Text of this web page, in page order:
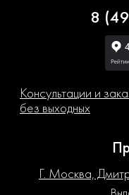
8
Консультации и
без выходных
Г. Москва,